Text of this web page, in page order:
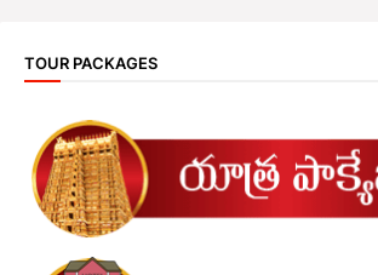
TOUR PACKAGES